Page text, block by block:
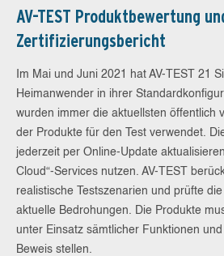
AV-TEST Produktbewertung
Zertifizierungsbericht
Im Mai und Juni 2021 hat AV-TEST 21
Heimanwender in ihrer
wurden immer die aktuellsten öffentlich
der Produkte für den Test verwendet.
jederzeit per Online-Update
Cloud“-Services nutzen. AV-TEST
realistische Testszenarien und prüfte
aktuelle Bedrohungen. Die Produkte
unter Einsatz sämtlicher Funktionen
Beweis stellen.